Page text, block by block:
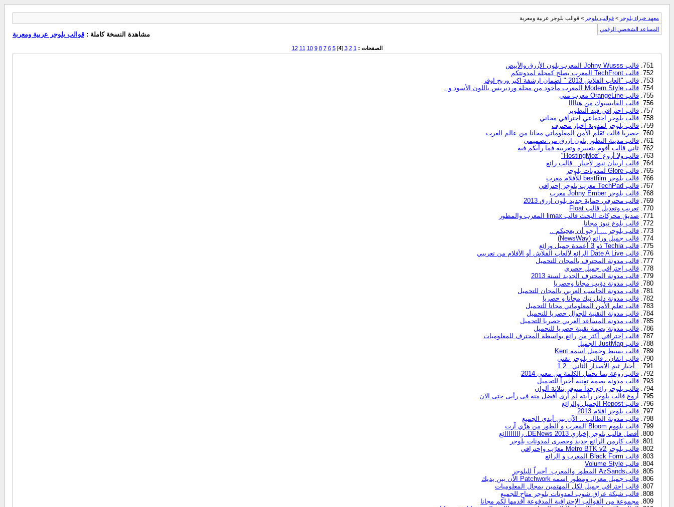
معهد خبراء بلوجر > قوالب بلوجر > قوالب بلوجر عربية ومعربة
المساعد الشخصي الرقمي
مشاهدة النسخة كاملة : قوالب بلوجر عربية ومعربة
الصفحات : 1
2
3
[
4
]
5
6
7
8
9
10
11
12
قالب Johny Wusss المعرب بلون الأزرق والأبيض
قالب TechFront المعرب يصلح كمجلة لمدونتكم
قالب "العاب الفلاش 2013 " لضمان ارشفة اكبر وربح اوفر
قالب Modern Style المعرب مأخود من مجلة وردبريس باللون الأسود و..
قالب OrangeLine معرب مني
قالب الفايسبوك من هناااا
قالب احترافي قيد التطوير
قالب بلوجر اجتماعي احترافي مجاني
قالب بلوجر لمدونة اخبار محترف
حصريا قالب تَعَلَّم الأمن المعلوماتي مجانا من عالم العرب
قالب مدينة التطور بلون ازرق من تصميمي
ثاني قالب أقوم بتغييره وتعريبه فما رأيكم فيه
قالب ولا أروع "HostingMoz"
قالب اربيان نيوز لأخبار ..قالب رائع
قالب Glore لمدونات بلوجر
قالب بلوجر bestfilm للأفلام معرب
قالب TechPad معرب بلوجر إحترافي
قالب بلوجر Johny Ember معرب
قالب محترفي حماية جديد بلون ازرق 2013
تعريب وتعديل قالب Float
صديق محركات البحث قالب limax المعرب والمطور
قالب بلوغ نيوز مجانا
قالب بلوجر ... أرجو أن يعجبكم ..
قالب جميل ورائع (NewsWay)
قالب Techia ذو 3 أعمدة جميل ورائع
قالب Date A Live الرائع لألعاب الفلاش أو الأفلام من تعريبي
قالب مدونة المحترف بالمجان للتحميل
قالب إحترافي جميل حصري
قالب مدونة المحترف الجديد لسنة 2013
قالب مدونة ذؤيب مجانا وحصريا
قالب مدونة الحاسب العربي بالمجان للتحميل
قالب مدونة دليل تيك مجانا و حصريا
قالب تعلم الأمن المعلوماتي مجانا للتحميل
قالب مدونة التقنية للجوال حصريا للتحميل
قالب مدونة المساعد العربي حصريا للتحميل
قالب مدونة بصمة تقنية حصريا للتحميل
قالب إحترافي أكثر من رائع بواسطة المحترف للمعلوميات
قالب JustMag الجميل
قالب بسيط وجميل اسمه Kent
قالب اتقان . قالب بلوجر تقني
::أخبار ثيم الأصدار الثاني:: 1.2
قالب روعة بما تحمل الكلمة من معنى 2014
قالب مدونة بصمة تقنية أخيراً للتحميل
قالب بلوجر رائع جداً متوفر بثلاثة ألوان
أروع قالب بلوجر رأيته لم أرى أفضل منه فى رأيى حتى الاَن
قالب Repost الجميل والرائع
قالب بلوجر افلام 2013
قالب مدونة الطالب .. الآن بين أيدي الجميع
قالب بلووم Bloom المعرب و الطور من هرِّي آرت
أفضل قالب بلوجر إخباري 2013 DENews. راااااااائع
قالب كارمن الرائع جديد وحصرى لمدونات بلوجر
قالب بلوجر Metro BTK v2 معرّب وإحترافي
قالب Black Form المعرب و الرائع
قالب Volume Style
قالبAzSands المطور والمعرب. أخيراً للبلوجر
قالب جميل معرب ومطور اسمه Patchwork الآن بين يديك
قالب إحترافي جميل لكل المهتمين بمجال المعلوميات
قالب شبكة عراق شوب لمدونات بلوجر متاح للجميع
مجموعة من القوالب الإحترافية المدفوعة أقدمها لكم مجانا